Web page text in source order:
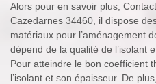
Alors pour en savoir plus,
Cazedarnes 34460, il dispose
matériaux pour l’aménagement
dépend de la qualité de l’isolant
Pour atteindre le bon coefficient
l’isolant et son épaisseur. De